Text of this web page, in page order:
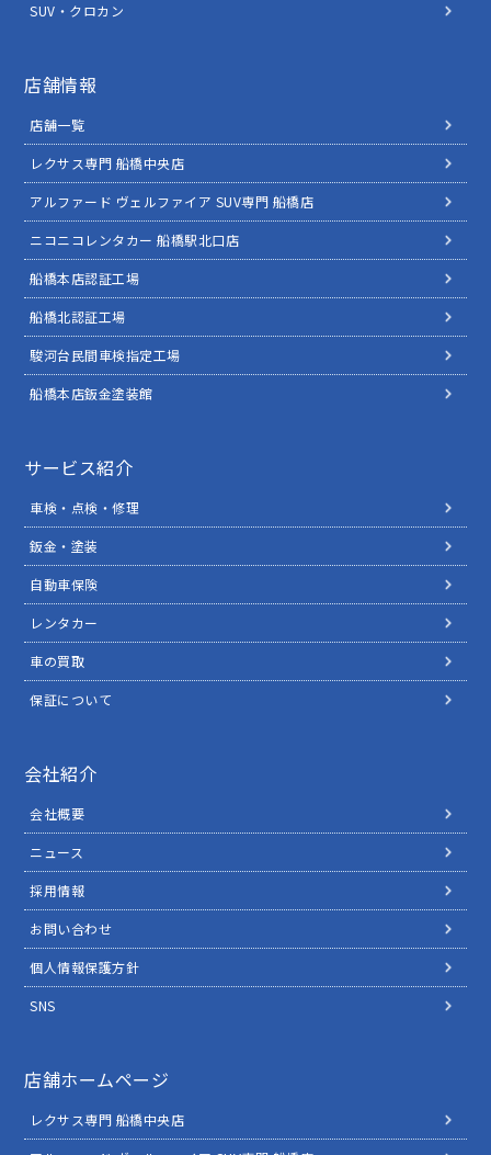
SUV・クロカン
店舗情報
店舗一覧
レクサス専門 船橋中央店
アルファード ヴェルファイア SUV専門 船橋店
ニコニコレンタカー 船橋駅北口店
船橋本店認証工場
船橋北認証工場
駿河台民間車検指定工場
船橋本店鈑金塗装館
サービス紹介
車検・点検・修理
鈑金・塗装
自動車保険
レンタカー
車の買取
保証について
会社紹介
会社概要
ニュース
採用情報
お問い合わせ
個人情報保護方針
SNS
店舗ホームページ
レクサス専門 船橋中央店